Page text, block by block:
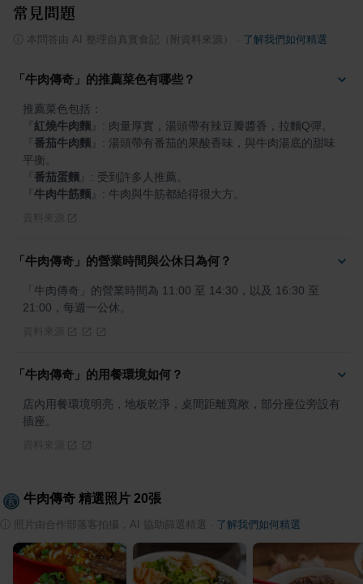
常見問題
本問答由 AI 整理自真實食記（附資料來源） 了解我們如何精選
「牛肉傳奇」的推薦菜色有哪些？
紅燒牛肉麵
番茄牛肉麵
: 湯頭帶有番茄的果酸香味，與牛肉湯底的甜味
番茄蛋麵
牛肉牛筋麵 : 牛肉與牛筋都給得很大方。
「牛肉傳奇」的營業時間與公休日為何？
「牛肉傳奇」的營業時間為 11:00 至 14:30，以及 16:30 至
21:00，每週一公休。
「牛肉傳奇」的用餐環境如何？
店內用餐環境明亮，地板乾淨，桌間距離寬敞，部分座位旁設有
插座。
牛肉傳奇 精選照片 20張
照片由合作部落客拍攝，AI 協助篩選精選 了解我們如何精選